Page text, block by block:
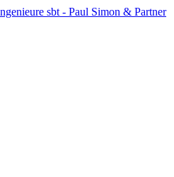
sbt - Paul Simon & Partner